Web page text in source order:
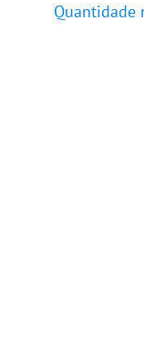
Quantidade